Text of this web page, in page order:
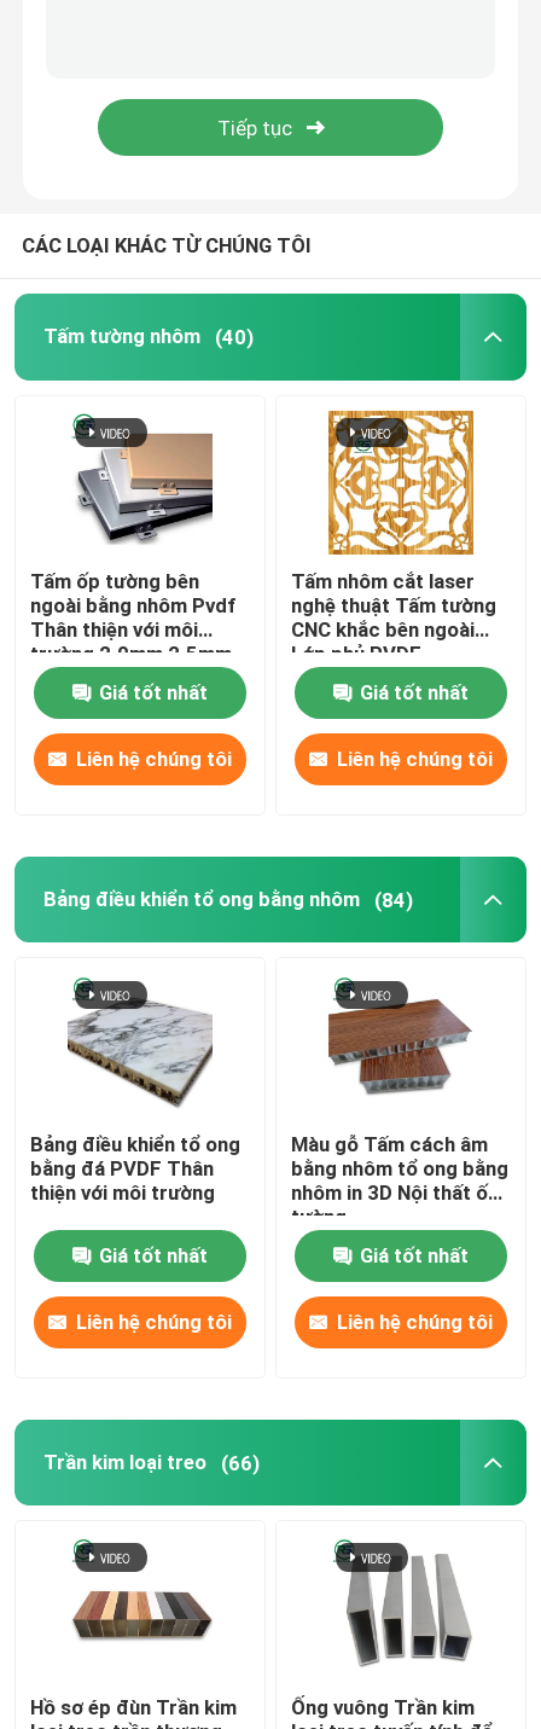
Hàng rào nhôm đương đại
Hệ thống che nắng bằng nhôm
Lan can cầu thang nhôm
Dải nhôm trần
Đặt trong gạch trần kim loại
Bảng tường trang trí nghệ thuật
Nắp điều hòa không khí bằng kim loại
Cửa sổ nhôm lưới
Nhà nhôm Alcoa
tủ nhôm
cửa nhôm
CÁC LOẠI KHÁC TỪ CHÚNG TÔI
Tấm tường nhôm (40)
Tấm ốp tường bên
ngoài bằng nhôm Pvdf
Thân thiện với môi
trường 2.0mm 2.5mm
3.0mm
Giá tốt nhất
Liên hệ chúng tôi
Tấm nhôm cắt laser
nghệ thuật Tấm tường
CNC khắc bên ngoài
Lớp phủ PVDF
Giá tốt nhất
Liên hệ chúng tôi
Bảng điều khiển tổ ong bằng nhôm (84)
Bảng điều khiển tổ ong
bằng đá PVDF Thân
thiện với môi trường
Giá tốt nhất
Liên hệ chúng tôi
Màu gỗ Tấm cách âm
bằng nhôm tổ ong bằng
nhôm in 3D Nội thất ốp
tường
Giá tốt nhất
Liên hệ chúng tôi
Trần kim loại treo (66)
Hồ sơ ép đùn Trần kim
Ống vuông Trần kim